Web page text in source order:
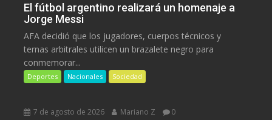
El fútbol argentino realizará un homenaje a
Jorge Messi
AFA decidió que los jugadores, cuerpos técnicos y
ternas arbitrales utilicen un brazalete negro para
conmemorar...
Deportes Nacionales Sociedad
7 de agosto de 2026 Mariano Z 0